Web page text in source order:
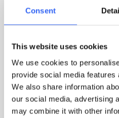
Consent
This website uses cookies
We use cookies to
provide social media
We also share information
our social media, advertising
may combine it with other
at samle data –
skabe klarhed, så
arbejde bedre
af
Morten Sandberg,